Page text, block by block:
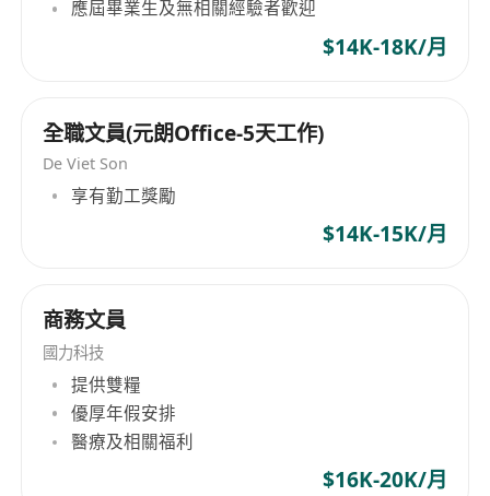
應屆畢業生及無相關經驗者歡迎
$14K-18K/月
全職文員(元朗Office-5天工作)
De Viet Son
享有勤工獎勵
$14K-15K/月
商務文員
國力科技
提供雙糧
優厚年假安排
醫療及相關福利
$16K-20K/月